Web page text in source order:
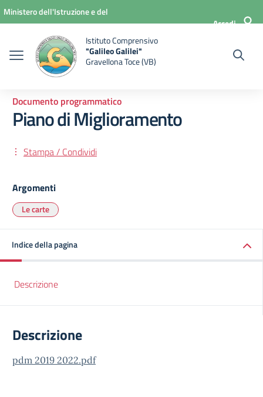
Vai ai contenuti
Vai al menu di navigazione
Vai al footer
Ministero dell'Istruzione e del
Accedi
Istituto Comprensivo
"Galileo Galilei"
Gravellona Toce (VB)
Documento programmatico
Piano di Miglioramento
Stampa / Condividi
Argomenti
Le carte
Indice della pagina
Descrizione
Descrizione
pdm 2019 2022.pdf